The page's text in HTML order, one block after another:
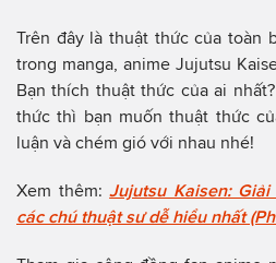
Trên đây là thuật thức của toàn
trong manga, anime Jujutsu
Bạn thích thuật thức của ai
thức thì bạn muốn thuật thức
luận và chém gió với nhau nhé!
Xem thêm:Jujutsu Kaisen:
các chú thuật sư dễ hiểu nhất